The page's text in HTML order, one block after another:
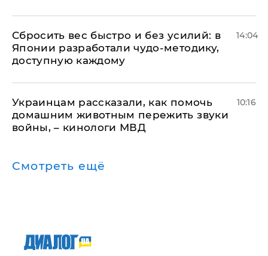
Сбросить вес быстро и без усилий: в
Японии разработали чудо-методику,
доступную каждому
14:04
Украинцам рассказали, как помочь
домашним животным пережить звуки
войны, – кинологи МВД
10:16
Смотреть ещё